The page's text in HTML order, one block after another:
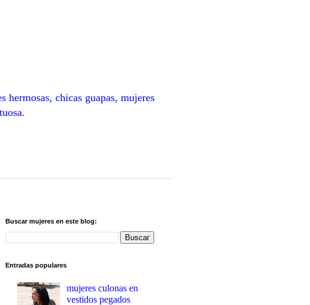
chicas guapas, mujeres
Buscar mujeres en este blog:
Entradas populares
mujeres culonas en
vestidos pegados